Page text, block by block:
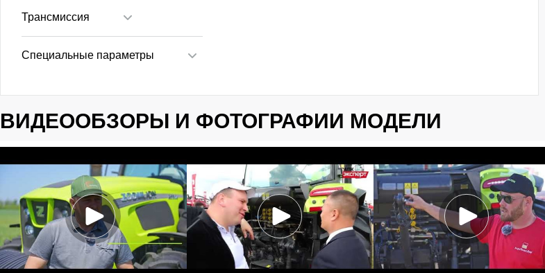
Трансмиссия
Специальные параметры
ВИДЕООБЗОРЫ И ФОТОГРАФИИ МОДЕЛИ